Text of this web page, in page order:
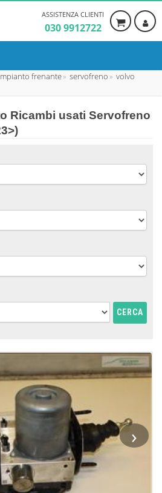
ASSISTENZA CLIENTI
030 9912722
frenante servofreno
volvo
Ricambi usati Servofreno
CERCA
›